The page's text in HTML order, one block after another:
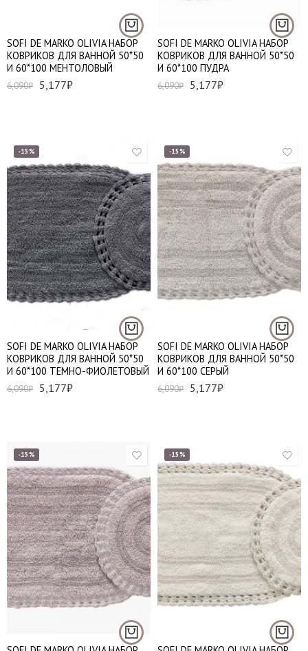
SOFI DE MARKO OLIVIA НАБОР
КОВРИКОВ ДЛЯ ВАННОЙ 50*50
И 60*100 МЕНТОЛОВЫЙ
6,090₽ 5,177₽
SOFI DE MARKO OLIVIA НАБОР
КОВРИКОВ ДЛЯ ВАННОЙ 50*50
И 60*100 ПУДРА
6,090₽ 5,177₽
-15%
SOFI DE MARKO OLIVIA НАБОР
КОВРИКОВ ДЛЯ ВАННОЙ 50*50
И 60*100 ТЕМНО-ФИОЛЕТОВЫЙ
6,090₽ 5,177₽
-15%
SOFI DE MARKO OLIVIA НАБОР
КОВРИКОВ ДЛЯ ВАННОЙ 50*50
И 60*100 СЕРЫЙ
6,090₽ 5,177₽
-15% -15%